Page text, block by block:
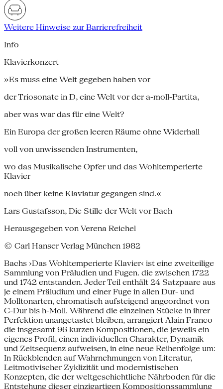
Weitere Hinweise zur Barrierefreiheit
Info
Klavierkonzert
»Es muss eine Welt gegeben haben vor
der Triosonate in D, eine Welt vor der a-moll-Partita,
aber was war das für eine Welt?
Ein Europa der großen leeren Räume ohne Widerhall
voll von unwissenden Instrumenten,
wo das Musikalische Opfer und das Wohltemperierte
Klavier
noch über keine Klaviatur gegangen sind.«
Lars Gustafsson, Die Stille der Welt vor Bach
Herausgegeben von Verena Reichel
© Carl Hanser Verlag München 1982
Bachs ›Das Wohltemperierte Klavier‹ ist eine zweiteilige
Sammlung von Präludien und Fugen. die zwischen 1722
und 1742 entstanden. Jeder Teil enthält 24 Satzpaare aus
je einem Präludium und einer Fuge in allen Dur- und
Molltonarten, chromatisch aufsteigend angeordnet von
C-Dur bis h-Moll. Während die einzelnen Stücke in ihrer
Perfektion unangetastet bleiben, arrangiert Alain Franco
die insgesamt 96 kurzen Kompositionen, die jeweils ein
eigenes Profil, einen individuellen Charakter, Dynamik
und Zeitsequenz aufweisen, in eine neue Reihenfolge um:
In Rückblenden auf Wahrnehmungen von Literatur,
Leitmotivischer Zyklizität und modernistischen
Konzepten, die der weltgeschichtliche Nährboden für die
Entstehung dieser einzigartigen Kompositionssam­mlung